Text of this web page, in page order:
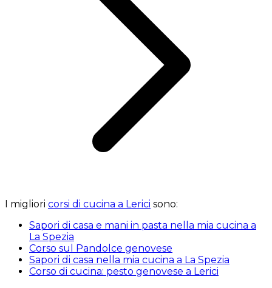
I migliori corsi di cucina a Lerici sono:
Sapori di casa e mani in pasta nella mia cucina a
La Spezia
Corso sul Pandolce genovese
Sapori di casa nella mia cucina a La Spezia
Corso di cucina: pesto genovese a Lerici